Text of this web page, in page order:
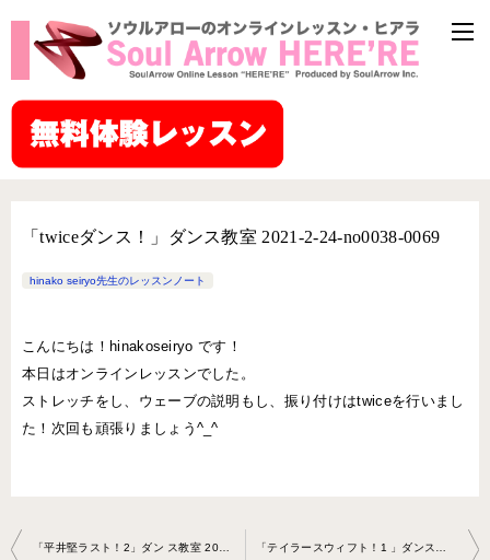
「twiceダンス！」ダンス教室 2021-2-24-no0038-0069
hinako seiryo先生のレッスンノート
こんにちは！hinakoseiryo です！
本日はオンラインレッスンでした。
ストレッチをし、ウェーブの説明もし、振り付けはtwiceを行いまし
た！次回も頑張りましょう^_^
投
「平井堅ラスト！2」ダン ス教室 2020-2-17-no0038-1252 「テイラースウィフト！1 」ダンス教室 2020-3-17-no0038-1252